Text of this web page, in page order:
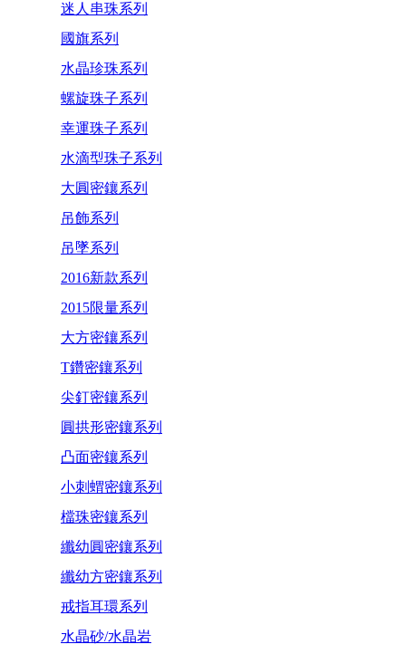
迷人串珠系列
國旗系列
水晶珍珠系列
螺旋珠子系列
幸運珠子系列
水滴型珠子系列
大圓密鑲系列
吊飾系列
吊墜系列
2016新款系列
2015限量系列
大方密鑲系列
T鑽密鑲系列
尖釘密鑲系列
圓拱形密鑲系列
凸面密鑲系列
小刺蝟密鑲系列
檔珠密鑲系列
纖幼圓密鑲系列
纖幼方密鑲系列
戒指耳環系列
水晶砂/水晶岩